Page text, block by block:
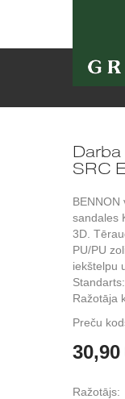
SRC
sandales
3D.
PU/PU
iekštelpu
Ražotāja
Preču
30,90
Ražotājs: